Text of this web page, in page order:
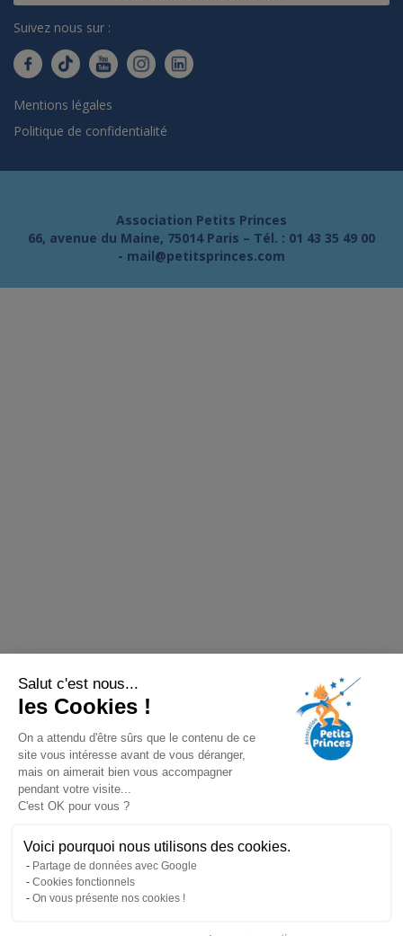
Salut c'est nous...
les Cookies !
On a attendu d'être sûrs que le contenu de ce
site vous intéresse avant de vous déranger,
mais on aimerait bien vous accompagner
pendant votre visite...
C'est OK pour vous ?
Voici pourquoi nous utilisons des cookies.
Partage de données avec Google
Cookies fonctionnels
On vous présente nos cookies !
Suivez nous sur :
Mentions légales
Politique de confidentialité
Association Petits Princes
66, avenue du Maine, 75014 Paris – Tél. : 01 43 35 49 00
- mail@petitsprinces.com